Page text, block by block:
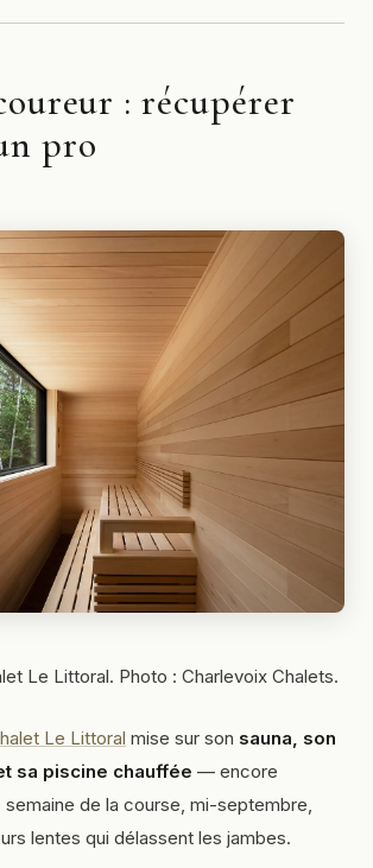
: récupérer
pro
Le Littoral. Photo : Charlevoix Chalets.
Le Littoral mise sur son sauna, son
sa piscine chauffée — encore
de la course, mi-septembre,
lentes qui délassent les jambes.